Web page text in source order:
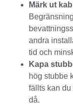
Märk ut
andra
tid och
Kapa
hög stubbe
fällts kan du
då.